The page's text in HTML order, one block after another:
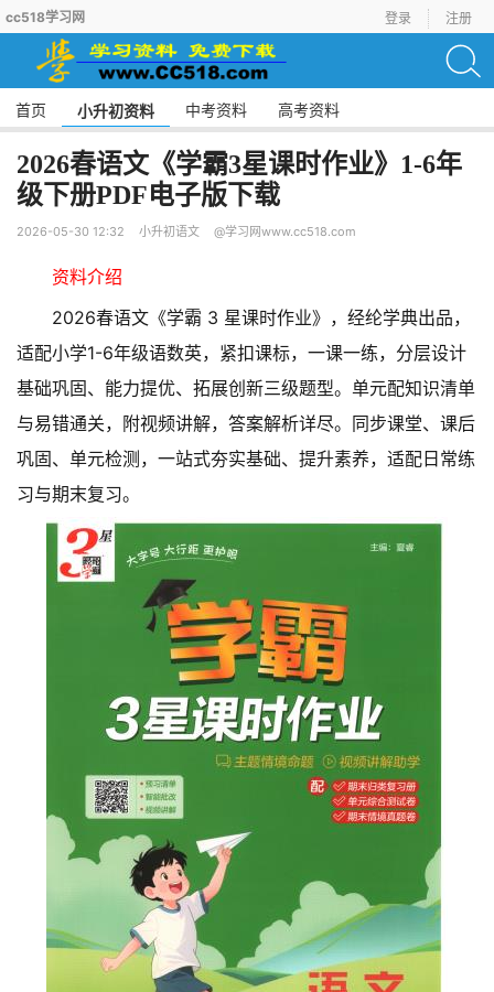
cc518学习网 登录 注册
首页 小升初资料 中考资料 高考资料
2026春语文《学霸3星课时作业》1-6年
级下册PDF电子版下载
2026-05-30 12:32 小升初语文 @学习网www.cc518.com
资料介绍
2026春语文《学霸 3 星课时作业》，经纶学典出品，
适配小学1-6年级语数英，紧扣课标，一课一练，分层设计
基础巩固、能力提优、拓展创新三级题型。单元配知识清单
与易错通关，附视频讲解，答案解析详尽。同步课堂、课后
巩固、单元检测，一站式夯实基础、提升素养，适配日常练
习与期末复习。